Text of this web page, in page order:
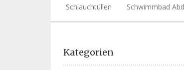
Schlauchtüllen Schwimmbad
Kategorien